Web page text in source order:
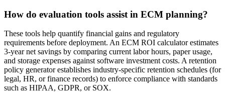
How do evaluation tools assist in ECM planning?
These tools help quantify financial gains and regulatory
requirements before deployment. An ECM ROI calculator estimates
3-year net savings by comparing current labor hours, paper usage,
and storage expenses against software investment costs. A retention
policy generator establishes industry-specific retention schedules (for
legal, HR, or finance records) to enforce compliance with standards
such as HIPAA, GDPR, or SOX.